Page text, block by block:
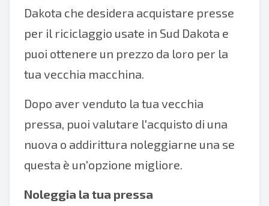
Dakota che desidera acquistare presse
per il riciclaggio usate in Sud Dakota e
puoi ottenere un prezzo da loro per la
tua vecchia macchina.
Dopo aver venduto la tua vecchia
pressa, puoi valutare l'acquisto di una
nuova o addirittura noleggiarne una se
questa è un'opzione migliore.
Noleggia la tua pressa